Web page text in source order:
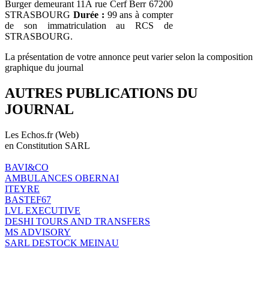
Burger demeurant 11A rue Cerf Berr 67200
STRASBOURG Durée : 99 ans à compter
de son immatriculation au RCS de
STRASBOURG.
La présentation de votre annonce peut varier selon la composition
graphique du journal
AUTRES PUBLICATIONS DU
JOURNAL
Les Echos.fr (Web)
en Constitution SARL
BAVI&CO
AMBULANCES OBERNAI
ITEYRE
BASTEF67
LVL EXECUTIVE
DESHI TOURS AND TRANSFERS
MS ADVISORY
SARL DESTOCK MEINAU